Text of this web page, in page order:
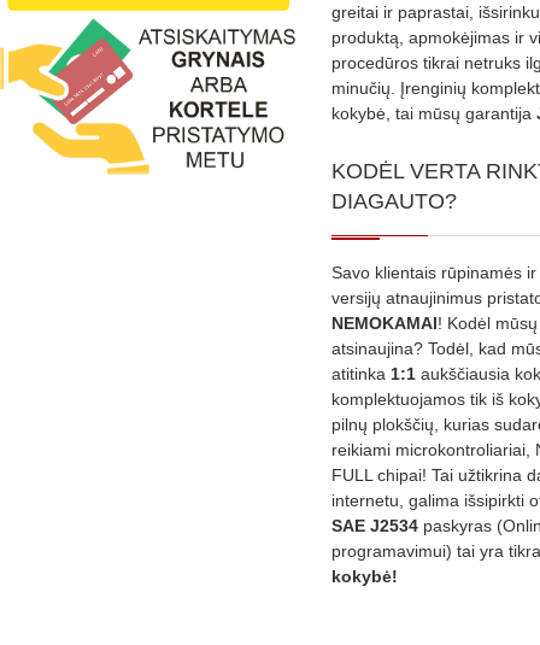
greitai ir paprastai,
produktą, apmokėjimas ir
procedūros tikrai netruks
minučių. Įrenginių
kokybė, tai mūsų garantija
KODĖL VERTA
DIAGAUTO?
Savo klientais rūpinamės
versijų atnaujinimus
NEMOKAMAI! Kodėl
atsinaujina? Todėl, kad
atitinka 1:1 aukščiausia
komplektuojamos tik iš
pilnų plokščių, kurias
reikiami microkontroliariai,
FULL chipai! Tai užtikrina
internetu, galima išsipirkti
SAE J2534 paskyras
programavimui) tai yra
kokybė!